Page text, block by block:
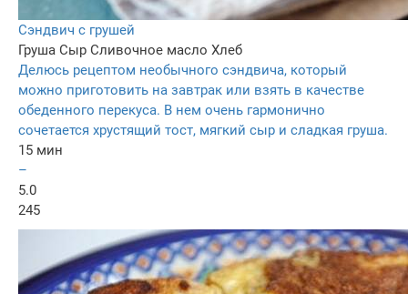
Сэндвич с грушей
Груша Сыр Сливочное масло Хлеб
Делюсь рецептом необычного сэндвича, который
можно приготовить на завтрак или взять в качестве
обеденного перекуса. В нем очень гармонично
сочетается хрустящий тост, мягкий сыр и сладкая груша.
15 мин
–
5.0
245